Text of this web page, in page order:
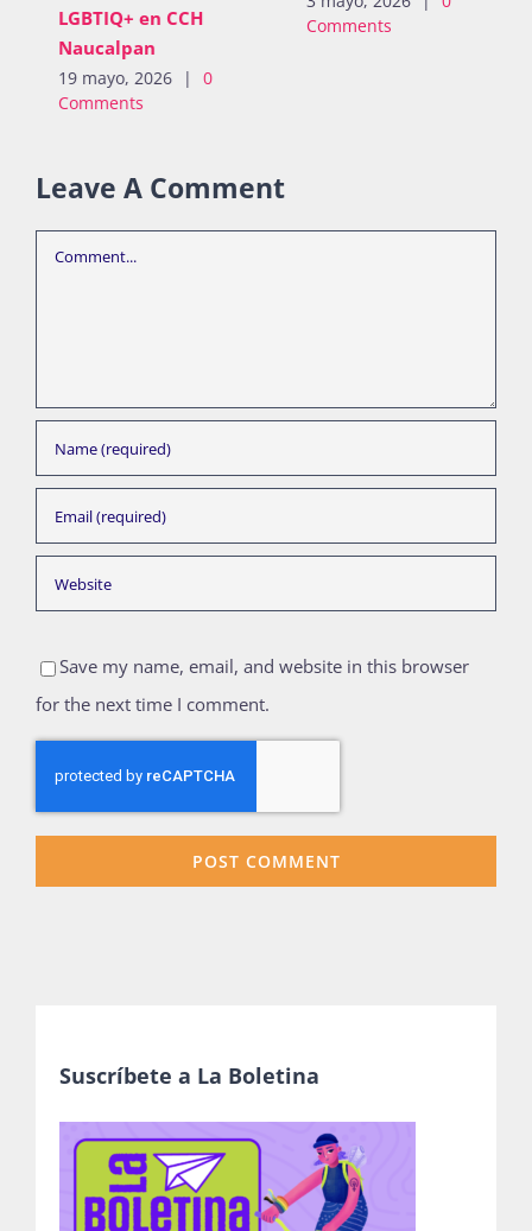
LGBTIQ+ en CCH
Naucalpan
19 mayo, 2026 |
0
Comments
Comments
Leave A Comment
Comment
Save my name, email, and website in this browser
for the next time I comment.
Suscríbete a La Boletina